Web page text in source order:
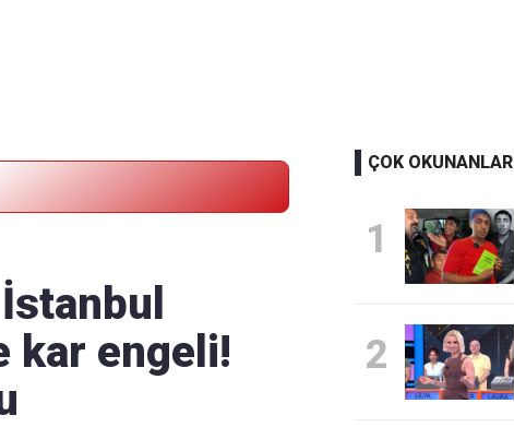
kar engeli!
ÇOK OKUNANLAR
1
2